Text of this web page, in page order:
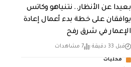
بعيدا عن الأنظار.. نتنياهو وكاتس
يوافقان على خطة بدء أعمال إعادة
الإعمار في شرق رفح
قبل 33 دقيقة 7 مشاهدات
محليات